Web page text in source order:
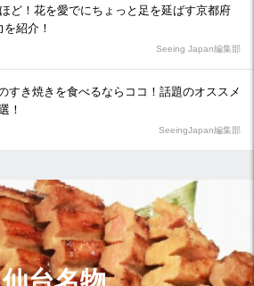
ど！花を愛でにちょっと足を延ばす京都府
紹介！
Seeing Japan編集部
すき焼きを食べるならココ！話題のオススメ
！
SeeingJapan編集部